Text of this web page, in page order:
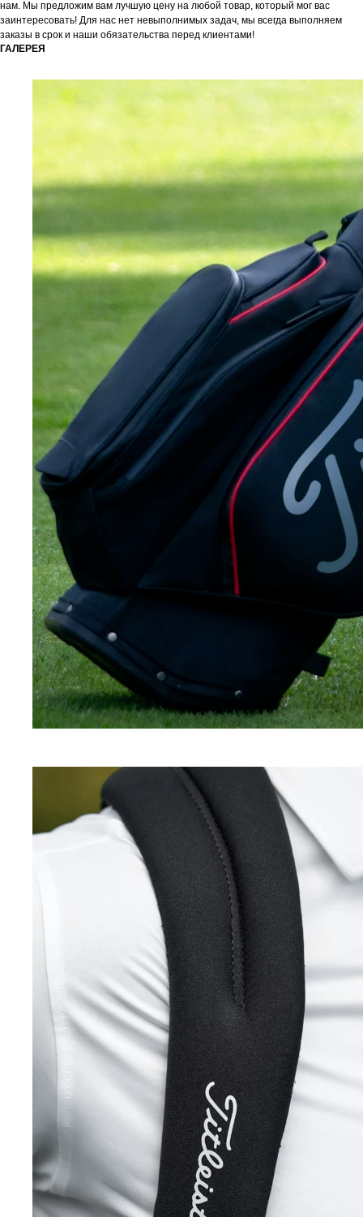
нам. Мы предложим вам лучшую цену на любой товар, который мог вас
заинтересовать! Для нас нет невыполнимых задач, мы всегда выполняем
заказы в срок и наши обязательства перед клиентами!
ГАЛЕРЕЯ